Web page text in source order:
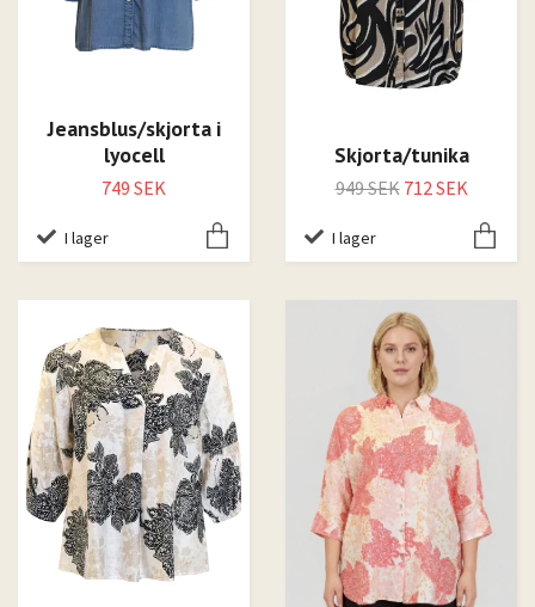
Jeansblus/skjorta i
lyocell
749 SEK
I lager
Skjorta/tunika
949 SEK 712 SEK
I lager